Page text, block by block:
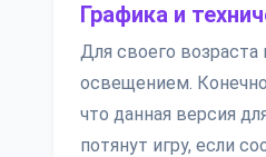
Графика и
Для своего возраста
освещением.
что данная версия
потянут игру, если